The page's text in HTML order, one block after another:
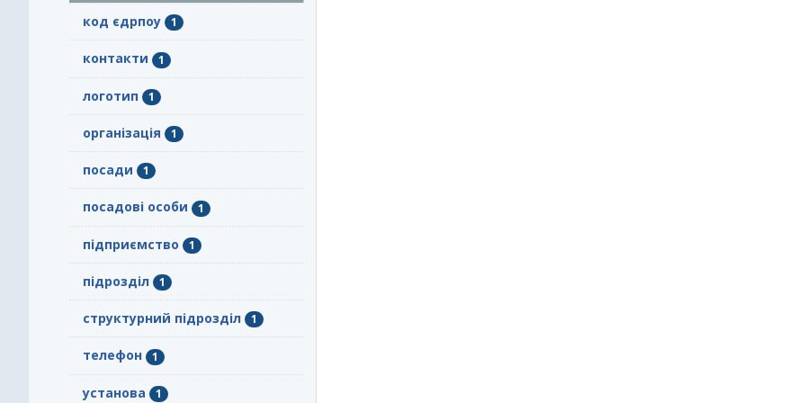
код єдрпоу 1
контакти 1
логотип 1
організація 1
посади 1
посадові особи 1
підприємство 1
підрозділ 1
структурний підрозділ 1
телефон 1
установа 1